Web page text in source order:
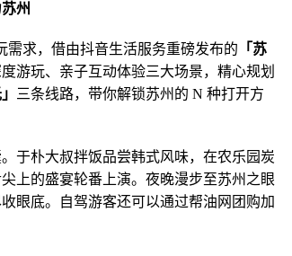
州
需求，借由抖音生活服务重磅发布的 「苏
游玩、亲子互动体验三大场景，精心规划
三条线路，带你解锁苏州的 N 种打开方
于朴大叔拌饭品尝韩式风味，在农乐园炭
上的盛宴轮番上演。夜晚漫步至苏州之眼
眼底。自驾游客还可以通过帮油网团购加